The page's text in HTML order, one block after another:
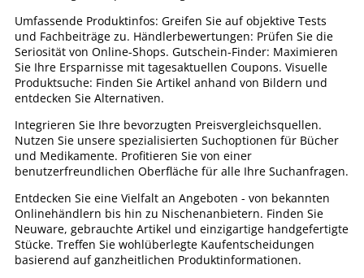
Umfassende Produktinfos: Greifen Sie auf objektive Tests
und Fachbeiträge zu. Händlerbewertungen: Prüfen Sie die
Seriosität von Online-Shops. Gutschein-Finder: Maximieren
Sie Ihre Ersparnisse mit tagesaktuellen Coupons. Visuelle
Produktsuche: Finden Sie Artikel anhand von Bildern und
entdecken Sie Alternativen.
Integrieren Sie Ihre bevorzugten Preisvergleichsquellen.
Nutzen Sie unsere spezialisierten Suchoptionen für Bücher
und Medikamente. Profitieren Sie von einer
benutzerfreundlichen Oberfläche für alle Ihre Suchanfragen.
Entdecken Sie eine Vielfalt an Angeboten - von bekannten
Onlinehändlern bis hin zu Nischenanbietern. Finden Sie
Neuware, gebrauchte Artikel und einzigartige handgefertigte
Stücke. Treffen Sie wohlüberlegte Kaufentscheidungen
basierend auf ganzheitlichen Produktinformationen.